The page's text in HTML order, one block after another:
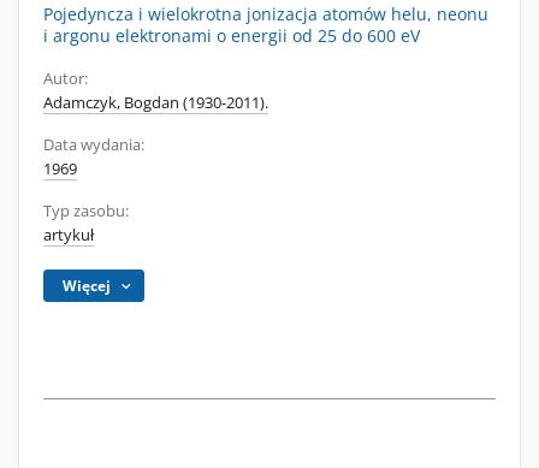
Pojedyncza i wielokrotna jonizacja atomów helu, neonu
i argonu elektronami o energii od 25 do 600 eV
Autor:
Adamczyk, Bogdan (1930-2011).
Data wydania:
1969
Typ zasobu:
artykuł
Więcej